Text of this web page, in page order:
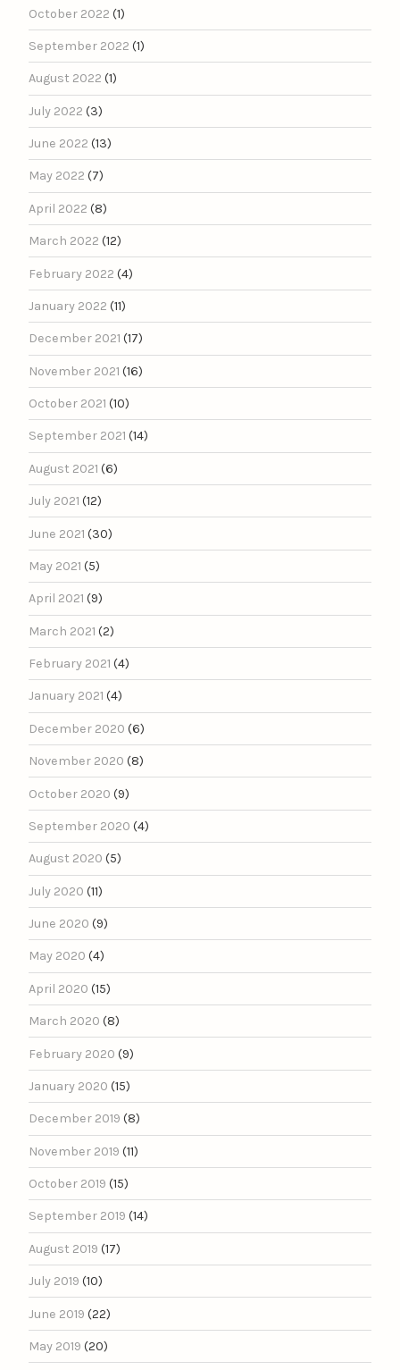
October 2022 (1)
September 2022 (1)
August 2022 (1)
July 2022 (3)
June 2022 (13)
May 2022 (7)
April 2022 (8)
March 2022 (12)
February 2022 (4)
January 2022 (11)
December 2021 (17)
November 2021 (16)
October 2021 (10)
September 2021 (14)
August 2021 (6)
July 2021 (12)
June 2021 (30)
May 2021 (5)
April 2021 (9)
March 2021 (2)
February 2021 (4)
January 2021 (4)
December 2020 (6)
November 2020 (8)
October 2020 (9)
September 2020 (4)
August 2020 (5)
July 2020 (11)
June 2020 (9)
May 2020 (4)
April 2020 (15)
March 2020 (8)
February 2020 (9)
January 2020 (15)
December 2019 (8)
November 2019 (11)
October 2019 (15)
September 2019 (14)
August 2019 (17)
July 2019 (10)
June 2019 (22)
May 2019 (20)